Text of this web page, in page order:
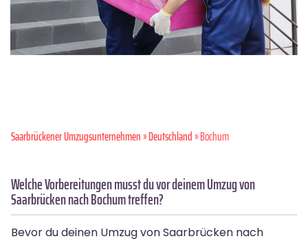
Saarbrückener Umzugsunternehmen»Deutschland» Bochum
Welche Vorbereitungen musst du vor deinem Umzug von
Saarbrücken nach Bochum treffen?
Bevor du deinen Umzug von Saarbrücken nach